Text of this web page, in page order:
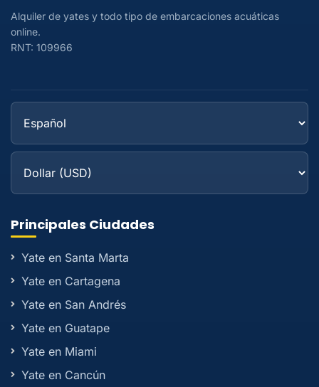
Alquiler de yates y todo tipo de embarcaciones acuáticas
online.
RNT: 109966
Principales Ciudades
Yate en Santa Marta
Yate en Cartagena
Yate en San Andrés
Yate en Guatape
Yate en Miami
Yate en Cancún